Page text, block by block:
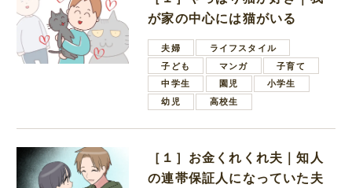
が家の中心には猫がいる
夫婦
ライフスタイル
子ども
マンガ
子育て
中学生
園児
小学生
幼児
高校生
［１］お金くれくれ夫｜知人
の連帯保証人になっていた夫